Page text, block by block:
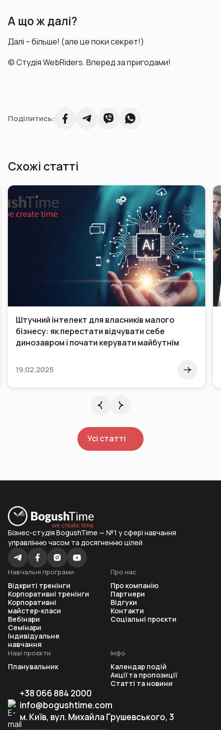
А що ж далі?
Далі – більше! (але це поки секрет!)
©Студія WebRiders. Вперед за пригодами!
Поділитись:
Схожі статті
Штучний інтелект для власників малого
бізнесу: як перестати відчувати себе
динозавром і почати керувати майбутнім
19.02.2025
Усі статті
Бізнес-студія BogushTime — №1 у сфері навчання
управлінню часом та досягненню цілей
Навчальні програми
Відкриті тренінги
Корпоративні тренінги
Корпоративні
майстер-класи
Вебінари
Семінари
Індивідуальне
навчання
Наші проєкти
Планувальник
Інфо
Календар подій
Акції та пропозиції
Статті та новини
Про нас
Про компанію
Партнери
Відгуки
Контакти
Соціальні проєкти
+38 066 884 2000
info@bogushtime.com
м. Київ, вул. Михайла Грушевського, 3